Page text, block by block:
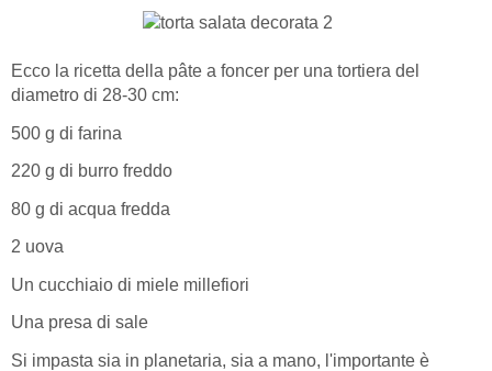
Ecco la ricetta della pâte a foncer per una tortiera del
diametro di 28-30 cm:
500 g di farina
220 g di burro freddo
80 g di acqua fredda
2 uova
Un cucchiaio di miele millefiori
Una presa di sale
Si impasta sia in planetaria, sia a mano, l'importante è